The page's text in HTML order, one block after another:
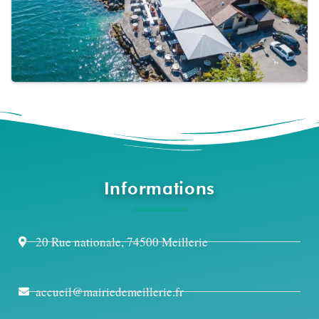
Informations
20 Rue nationale, 74500 Meillerie
accueil@mairiedemeillerie.fr